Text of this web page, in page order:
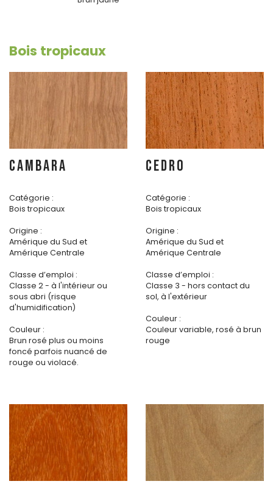
Bois tropicaux
CAMBARA
Catégorie :
Bois tropicaux
Origine :
Amérique du Sud et
Amérique Centrale
Classe d’emploi :
Classe 2 - à l'intérieur ou
sous abri (risque
d'humidification)
Couleur :
Brun rosé plus ou moins
foncé parfois nuancé de
rouge ou violacé.
CEDRO
Catégorie :
Bois tropicaux
Origine :
Amérique du Sud et
Amérique Centrale
Classe d’emploi :
Classe 3 - hors contact du
sol, à l'extérieur
Couleur :
Couleur variable, rosé à brun
rouge